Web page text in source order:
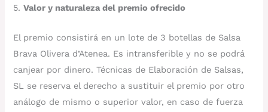
5.Valor y naturaleza del premio ofrecido
El premio consistirá en un lote de 3 botellas de Salsa
Brava Olivera d’Atenea. Es intransferible y no se podrá
canjear por dinero. Técnicas de Elaboración de Salsas,
SL se reserva el derecho a sustituir el premio por otro
análogo de mismo o superior valor, en caso de fuerza